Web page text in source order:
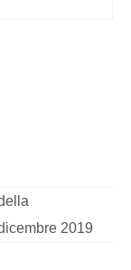
2019